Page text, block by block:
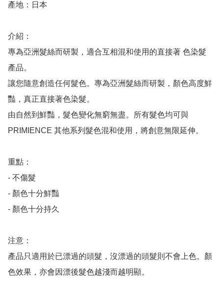
產地：日本
介紹：
專為亞洲髮絲⽽研製，適合互相混和使⽤的直接著 ⾊染髮
產品。
讓您隨意創造任何髮色。專為亞洲髮絲而研製，顏色高度鮮
豔，真正直接著色染髮。
由自然到鮮豔，髮色變化無窮無盡。所有髮色均可與
PRIMIENCE 其他系列髮色混和使用，將創意無限延伸。
重點：
- 不傷髮
- 顏色十分鮮豔
- 顏色十分持久
注意：
產品只適用於已漂過的頭髮，沒漂過的頭髮則不會上色。顏
色效果，亦會因漂後髮色越淺而越明顯。